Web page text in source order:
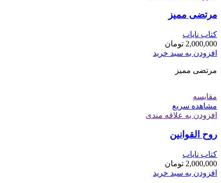
مرتضی ممیز
کتاب نایاب
2,000,000 تومان
افزودن به سبد خرید
مرتضی ممیز
مقایسه
مشاهده سریع
افزودن به علاقه مندی
روح القوانین
کتاب نایاب
2,000,000 تومان
افزودن به سبد خرید